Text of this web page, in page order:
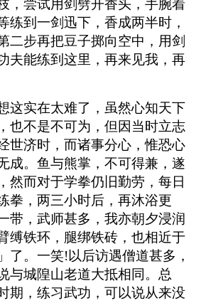
，尝试用剑劈开香头，手腕着
练到一剑迅下，香成两半时，
二步再把豆子掷向空中，用剑
夫能练到这里，再来见我，再
这实在太难了，虽然心知天下
也不是不可为，但因当时立志
世济时，而诸事分心，惟恐心
成。鱼与熊掌，不可得兼，遂
然而对于学拳仍旧勤劳，每日
拳，两三小时后，再沐浴更
带，武师甚多，我亦朝夕浸润
缚铁环，腿绑铁砖，也相近于
了。一笑!以后访遇僧道甚多，
与城隍山老道大抵相同。总
期，练习武功，可以说从来没